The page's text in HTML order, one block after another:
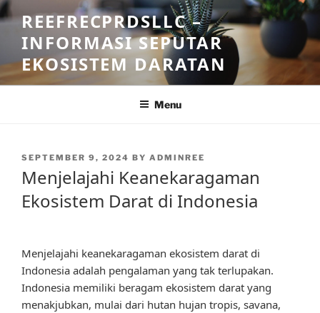
Skip
to
content
REEFRECPRDSLLC –
INFORMASI SEPUTAR
EKOSISTEM DARATAN
Menu
POSTED
SEPTEMBER 9, 2024 BY ADMINREE
Menjelajahi Keanekaragaman
Ekosistem Darat di Indonesia
Menjelajahi keanekaragaman ekosistem darat di
Indonesia adalah pengalaman yang tak terlupakan.
Indonesia memiliki beragam ekosistem darat yang
menakjubkan, mulai dari hutan hujan tropis, savana,